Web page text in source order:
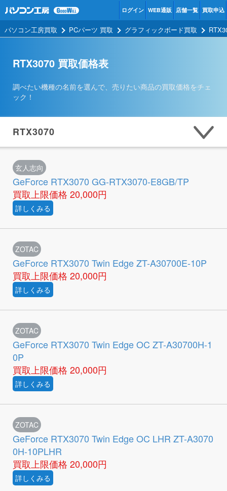
ログイン WEB通販 店舗一覧 買取申込
パソコン工房買取 PCパーツ 買取 グラフィックボード買取
RTX3070 買取価格表
調べたい機種の名前を選んで、売りたい商品の買取価格をチェ
ック！
RTX3070
玄人志向
GeForce RTX3070 GG-RTX3070-E8GB/TP
買取上限価格 20,000円
詳しくみる
ZOTAC
GeForce RTX3070 Twin Edge ZT-A30700E-10P
買取上限価格 20,000円
詳しくみる
ZOTAC
GeForce RTX3070 Twin Edge OC ZT-A30700H-1
0P
買取上限価格 20,000円
詳しくみる
ZOTAC
GeForce RTX3070 Twin Edge OC LHR ZT-A3070
0H-10PLHR
買取上限価格 20,000円
詳しくみる